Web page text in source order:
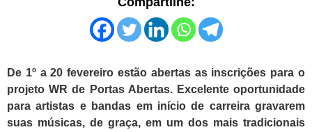
De 1º a 20 fevereiro estão abertas as inscrições para o
projeto WR de Portas Abertas. Excelente oportunidade
para artistas e bandas em início de carreira gravarem
suas músicas, de graça, em um dos mais tradicionais